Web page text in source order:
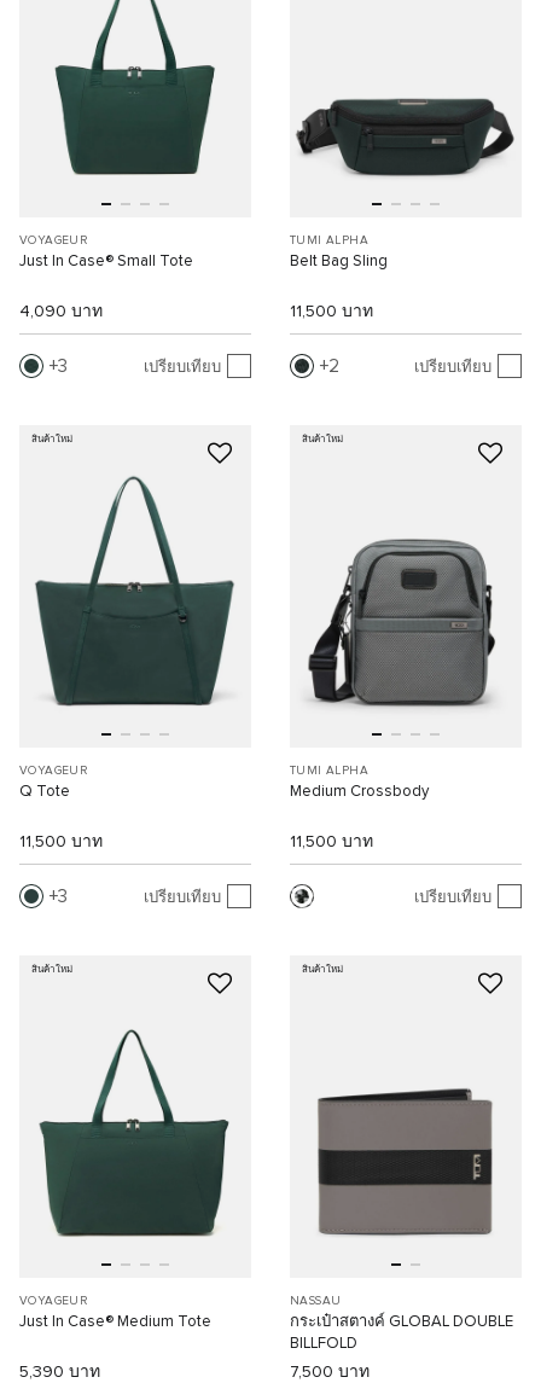
VOYAGEUR
Just In Case® Small Tote
4,090 บาท
3 เปรียบเทียบ
TUMI ALPHA
Belt Bag Sling
11,500 บาท
2 เปรียบเทียบ
สินค้าใหม่
VOYAGEUR
Q Tote
11,500 บาท
3 เปรียบเทียบ
สินค้าใหม่
TUMI ALPHA
Medium Crossbody
11,500 บาท
เปรียบเทียบ
สินค้าใหม่
VOYAGEUR
Just In Case® Medium Tote
5,390 บาท
สินค้าใหม่
NASSAU
กระเป๋าสตางค์ GLOBAL DOUBLE
BILLFOLD
7,500 บาท